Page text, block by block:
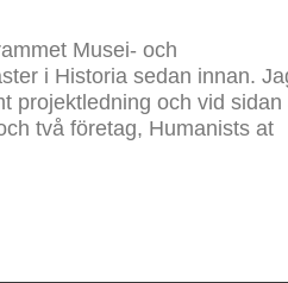
Musei- och
i Historia sedan innan.
projektledning och vid sidan
två företag, Humanists at